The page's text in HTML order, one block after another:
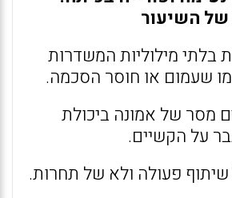
של השיעור
בלתי מילוליות המשדרות
שעמום או חוסר הסכמה.
מסר של אמונה ביכולת
על הקשיים.
שיתוף פעולה ולא של תחרות.